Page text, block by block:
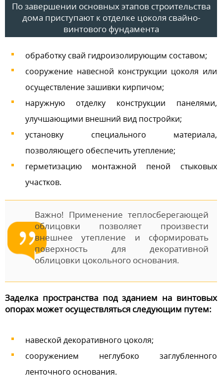
По завершении основных этапов строительства
дома приступают к отделке цоколя свайно-
винтового фундамента
обработку свай гидроизолирующим составом;
сооружение навесной конструкции цоколя или
осуществление зашивки кирпичом;
наружную отделку конструкции панелями,
улучшающими внешний вид постройки;
установку специального материала,
позволяющего обеспечить утепление;
герметизацию монтажной пеной стыковых
участков.
Важно! Применение теплосберегающей
облицовки позволяет произвести
внешнее утепление и сформировать
поверхность для декоративной
облицовки цокольного основания.
Заделка пространства под зданием на винтовых
опорах может осуществляться следующим путем:
навеской декоративного цоколя;
сооружением неглубоко заглубленного
ленточного основания.